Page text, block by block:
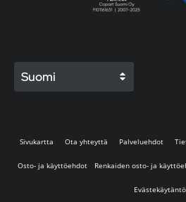
Suomi
Sivukartta Ota yhteyttä Palveluehdot
Osto- ja käyttöehdot Renkaiden osto- ja
Evästekäytäntö